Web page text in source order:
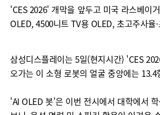
'CES 2026' 개막을 앞두고 미국 라스베이
OLED, 4500니트 TV용 OLED, 초고주사
삼성디스플레이는 5일(현지시간) 'CES
오가는 이 소형 로봇의 얼굴 중앙에는
'AI OLED 봇'은 이번 전시에서 대학에서